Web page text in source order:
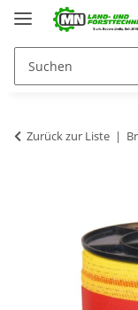
Zurück zur Liste